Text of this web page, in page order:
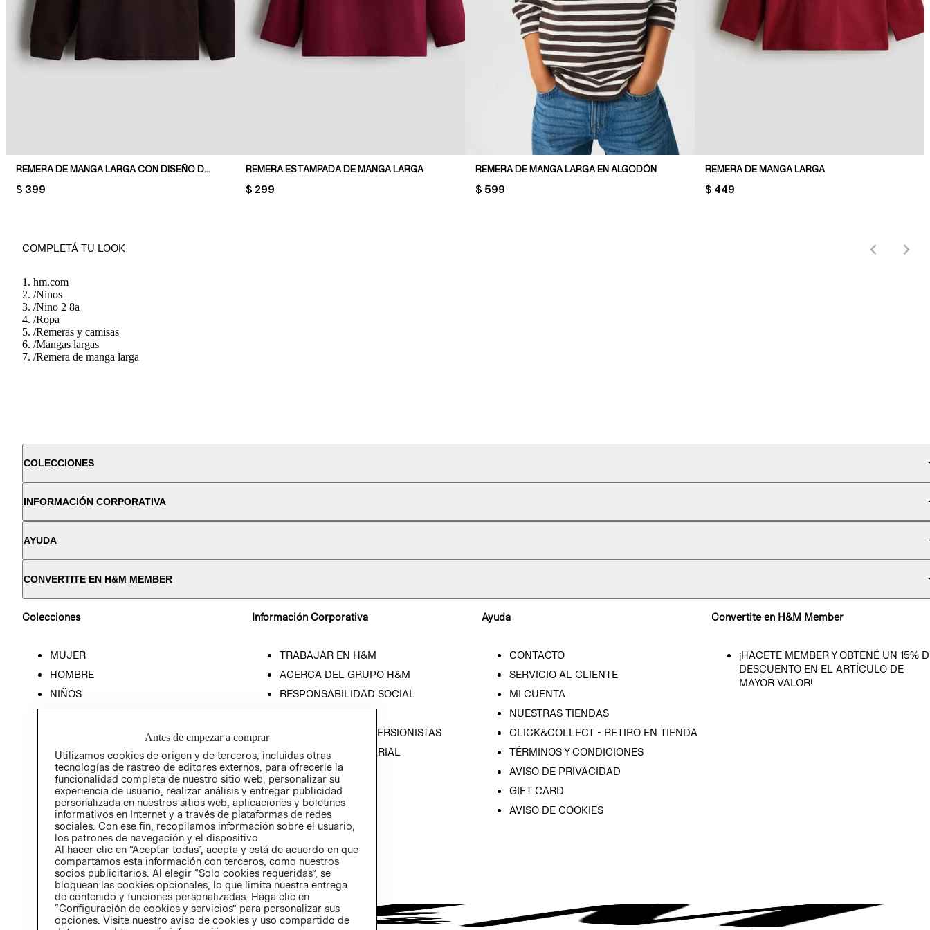
REMERA DE MANGA LARGA CON DISEÑO DECORATIVO
PRICE:
$ 399
REMERA ESTAMPADA DE MANGA LARGA
PRICE:
$ 299
REMERA DE MANGA LARGA EN ALGODÓN
PRICE:
$ 599
REMERA DE MANGA LARGA
PRICE:
$ 449
COMPLETÁ TU LOOK
hm.com
/Ninos
/Nino 2 8a
/Ropa
/Remeras y camisas
/Mangas largas
/Remera de manga larga
COLECCIONES
INFORMACIÓN CORPORATIVA
AYUDA
CONVERTITE EN H&M MEMBER
Colecciones
MUJER
HOMBRE
NIÑOS
HOME
Información Corporativa
TRABAJAR EN H&M
ACERCA DEL GRUPO H&M
RESPONSABILIDAD SOCIAL
PRENSA
RELACIÓN CON INVERSIONISTAS
POLÍTICA EMPRESARIAL
Ayuda
CONTACTO
SERVICIO AL CLIENTE
MI CUENTA
NUESTRAS TIENDAS
CLICK&COLLECT - RETIRO EN TIENDA
TÉRMINOS Y CONDICIONES
AVISO DE PRIVACIDAD
GIFT CARD
AVISO DE COOKIES
Convertite en H&M Member
¡HACETE MEMBER Y OBTENÉ UN 15%
DESCUENTO EN EL ARTÍCULO DE
MAYOR VALOR!
Antes de empezar a comprar
Utilizamos cookies de origen y de terceros, incluidas otras
tecnologías de rastreo de editores externos, para ofrecerle la
funcionalidad completa de nuestro sitio web, personalizar su
experiencia de usuario, realizar análisis y entregar publicidad
personalizada en nuestros sitios web, aplicaciones y boletines
informativos en Internet y a través de plataformas de redes
sociales. Con ese fin, recopilamos información sobre el usuario,
los patrones de navegación y el dispositivo.
Al hacer clic en “Aceptar todas”, acepta y está de acuerdo en que
compartamos esta información con terceros, como nuestros
socios publicitarios. Al elegir “Solo cookies requeridas”, se
bloquean las cookies opcionales, lo que limita nuestra entrega
de contenido y funciones personalizadas. Haga clic en
“Configuración de cookies y servicios” para personalizar sus
opciones. Visite nuestro aviso de cookies y uso compartido de